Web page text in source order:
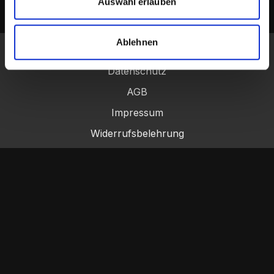
Ablehnen
Datenschutz
AGB
Impressum
Widerrufsbelehrung